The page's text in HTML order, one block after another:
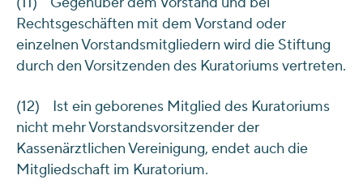
Rechtsgeschäften mit dem Vorstand oder
einzelnen Vorstandsmitgliedern wird die Stiftung
durch den Vorsitzenden des Kuratoriums vertreten.
(12) Ist ein geborenes Mitglied des Kuratoriums
nicht mehr Vorstandsvorsitzender der
Kassenärztlichen Vereinigung, endet auch die
Mitgliedschaft im Kuratorium.